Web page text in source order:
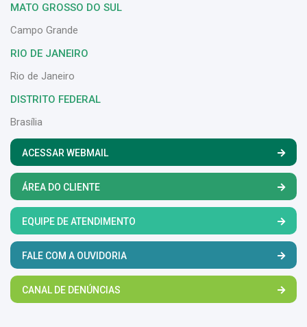
MATO GROSSO DO SUL
Campo Grande
RIO DE JANEIRO
Rio de Janeiro
DISTRITO FEDERAL
Brasília
ACESSAR WEBMAIL
ÁREA DO CLIENTE
EQUIPE DE ATENDIMENTO
FALE COM A OUVIDORIA
CANAL DE DENÚNCIAS